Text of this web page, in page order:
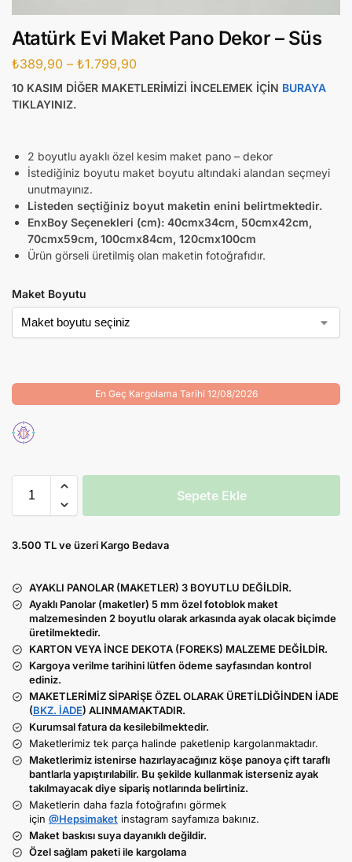
Atatürk Evi Maket Pano Dekor – Süs
₺389,90 – ₺1.799,90
10 KASIM DİĞER MAKETLERİMİZİ İNCELEMEK İÇİN BURAYA
TIKLAYINIZ.
2 boyutlu ayaklı özel kesim maket pano – dekor
İstediğiniz boyutu maket boyutu altındaki alandan seçmeyi
unutmayınız.
Listeden seçtiğiniz boyut maketin enini belirtmektedir.
EnxBoy Seçenekleri (cm): 40cmx34cm, 50cmx42cm,
70cmx59cm, 100cmx84cm, 120cmx100cm
Ürün görseli üretilmiş olan maketin fotoğrafıdır.
Maket Boyutu
En Geç Kargolama Tarihi 12/08/2026
Sepete Ekle
3.500 TL ve üzeri Kargo Bedava
AYAKLI PANOLAR (MAKETLER) 3 BOYUTLU DEĞİLDİR.
Ayaklı Panolar (maketler) 5 mm özel fotoblok maket
malzemesinden 2 boyutlu olarak arkasında ayak olacak biçimde
üretilmektedir.
KARTON VEYA İNCE DEKOTA (FOREKS) MALZEME DEĞİLDİR.
Kargoya verilme tarihini lütfen ödeme sayfasından kontrol
ediniz.
MAKETLERİMİZ SİPARİŞE ÖZEL OLARAK ÜRETİLDİĞİNDEN İADE
(BKZ. İADE) ALINMAMAKTADIR.
Kurumsal fatura da kesilebilmektedir.
Maketlerimiz tek parça halinde paketlenip kargolanmaktadır.
Maketlerimiz istenirse hazırlayacağınız köşe panoya çift taraflı
bantlarla yapıştırılabilir. Bu şekilde kullanmak isterseniz ayak
takılmayacak diye sipariş notlarında belirtiniz.
Maketlerin daha fazla fotoğrafını görmek
için @Hepsimaket instagram sayfamıza bakınız.
Maket baskısı suya dayanıklı değildir.
Özel sağlam paketi ile kargolama